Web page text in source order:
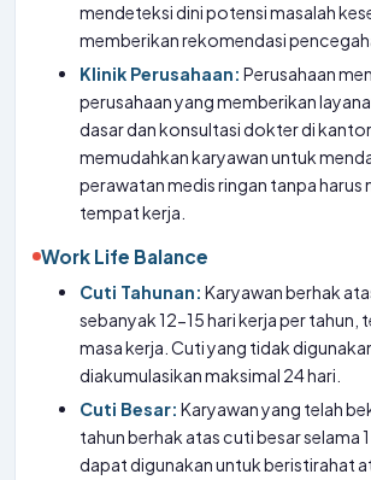
mendeteksi dini potensi masalah
memberikan rekomendasi
Klinik Perusahaan: Perusahaan
perusahaan yang memberikan
dasar dan konsultasi dokter di
memudahkan karyawan untuk
perawatan medis ringan tanpa harus
tempat kerja.
Work Life Balance
Cuti Tahunan: Karyawan berhak
sebanyak 12-15 hari kerja per tahun,
masa kerja. Cuti yang tidak
diakumulasikan maksimal 24 hari.
Cuti Besar: Karyawan yang telah
tahun berhak atas cuti besar selama
dapat digunakan untuk beristirahat